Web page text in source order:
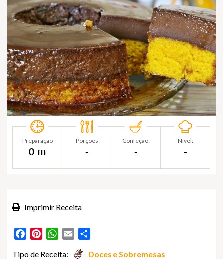
Preparação
0 m
Porções
‐
Confeção:
‐
Nível:
‐
Imprimir Receita
FacebookPinterestWhatsApp
Email
Tipo de Receita: Doces e Sobremesas